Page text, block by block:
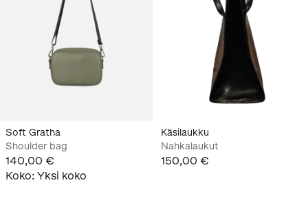
Soft Gratha
Shoulder bag
140,00 €
Koko: Yksi koko
Käsilaukku
Nahkalaukut
150,00 €